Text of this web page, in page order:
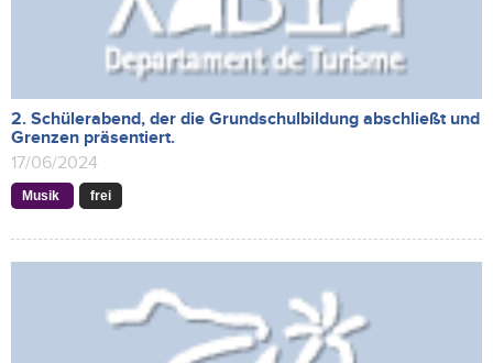
2. Schülerabend, der die Grundschulbildung abschließt und
Grenzen präsentiert.
17/06/2024
Musik frei